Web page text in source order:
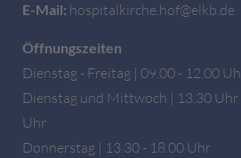
E-Mail: hospitalkirche.hof@elkb.de
Öffnungszeiten
Dienstag - Freitag | 09.00 - 12.00
Dienstag und Mittwoch | 13.30 Uhr
Uhr
Donnerstag | 13.30 - 18.00 Uhr